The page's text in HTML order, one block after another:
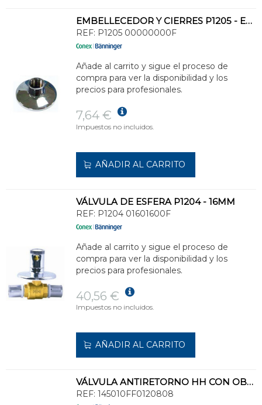
EMBELLECEDOR Y CIERRES P1205 - EMBELLECEDOR
REF: P1205 00000000F
Añade al carrito y sigue el proceso de
compra para ver la disponibilidad y los
precios para profesionales.
7,64 €
Impuestos no incluidos.
AÑADIR AL CARRITO
VÁLVULA DE ESFERA P1204 - 16MM
REF: P1204 01601600F
Añade al carrito y sigue el proceso de
compra para ver la disponibilidad y los
precios para profesionales.
40,56 €
Impuestos no incluidos.
AÑADIR AL CARRITO
VÁLVULA ANTIRETORNO HH CON OBTURADOR PLÁSTICO 1450 - 1
REF: 145010FF0120808